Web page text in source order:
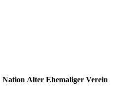
Nation Alter Ehemaliger Verein